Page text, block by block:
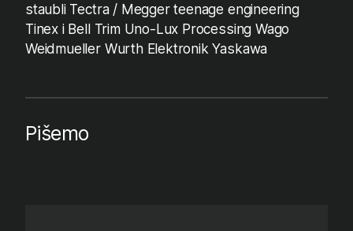
staubli Tectra / Megger teenage engineering
Tinex i Bell Trim Uno-Lux Processing Wago
Weidmueller Wurth Elektronik Yaskawa
Pišemo